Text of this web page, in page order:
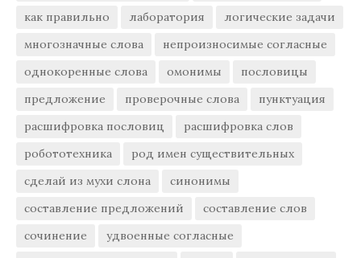
как правильно
лаборатория
логические задачи
многозначные слова
непроизносимые согласные
однокоренные слова
омонимы
пословицы
предложение
проверочные слова
пунктуация
расшифровка пословиц
расшифровка слов
робототехника
род имен существительных
сделай из мухи слона
синонимы
составление предложений
составление слов
сочинение
удвоенные согласные